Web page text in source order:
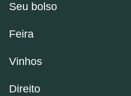
Seu bolso
Feira
Vinhos
Direito